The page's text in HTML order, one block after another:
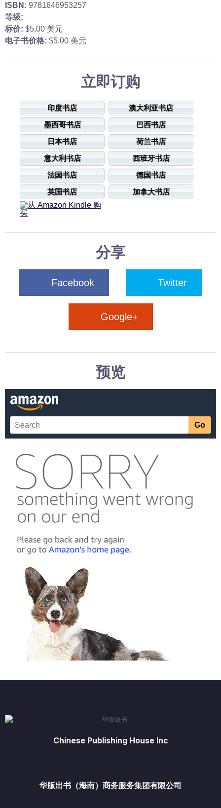
ISBN: 9781646953257
等级:
标价: $5,00 美元
电子书价格: $5,00 美元
立即订购
印度书店
澳大利亚书店
墨西哥书店
巴西书店
日本书店
荷兰书店
意大利书店
西班牙书店
法国书店
德国书店
英国书店
加拿大书店
分享
Facebook Twitter
Google+
预览
Chinese Publishing House Inc
华版出书（海南）商务服务集团有限公司